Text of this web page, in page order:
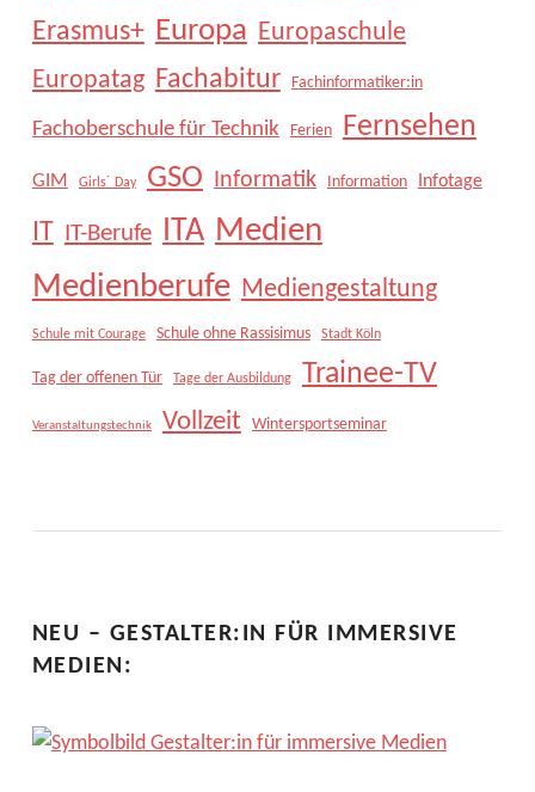
Erasmus+ Europa Europaschule
Europatag Fachabitur Fachinformatiker:in
Fachoberschule für Technik Ferien Fernsehen
GIM Girls´ Day GSO Informatik Information Infotage
IT IT-Berufe ITA Medien
Medienberufe Mediengestaltung
Schule mit Courage Schule ohne Rassisimus Stadt Köln
Tag der offenen Tür Tage der Ausbildung Trainee-TV
Veranstaltungstechnik Vollzeit Wintersportseminar
NEU – GESTALTER:IN FÜR IMMERSIVE
MEDIEN: